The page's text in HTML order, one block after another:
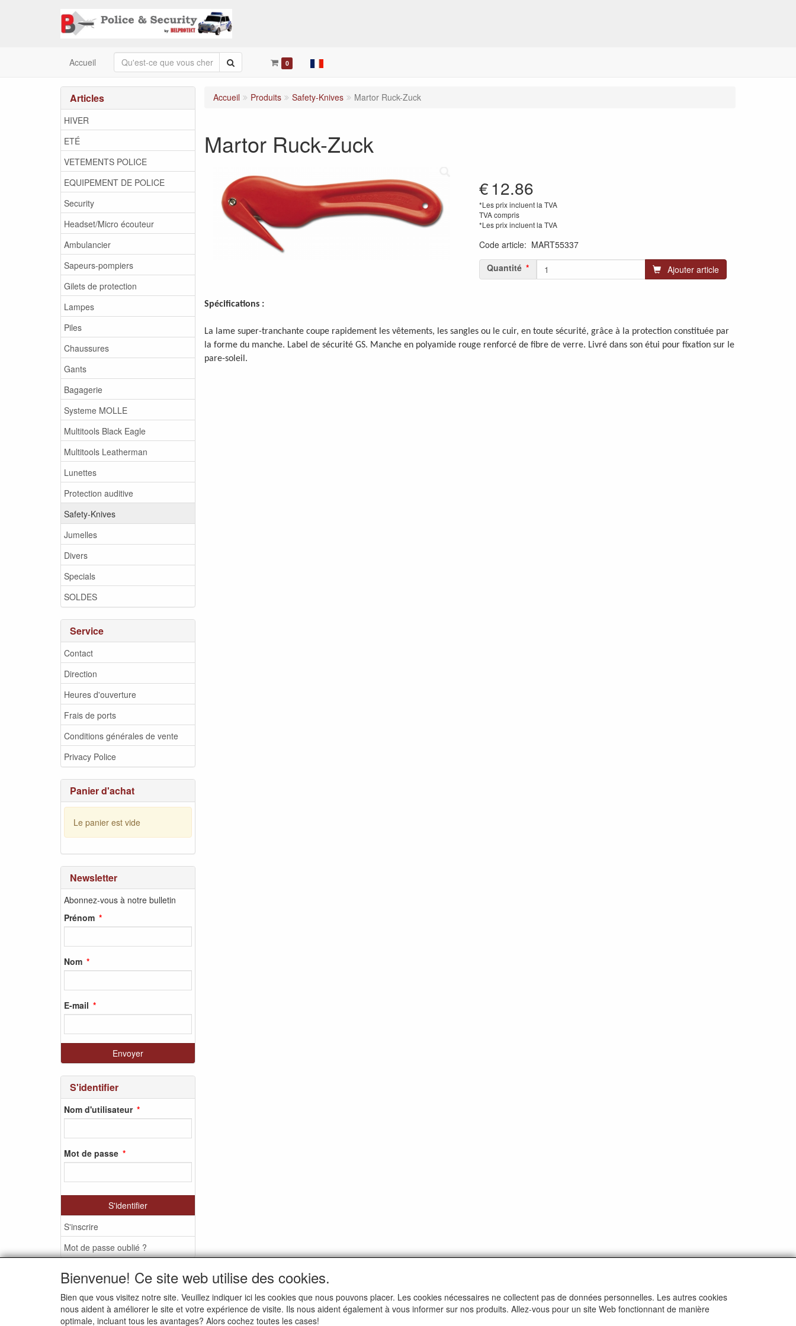
Accueil Rechercher 0
Articles
HIVER
ETÉ
VETEMENTS POLICE
EQUIPEMENT DE POLICE
Security
Headset/Micro écouteur
Ambulancier
Sapeurs-pompiers
Gilets de protection
Lampes
Piles
Chaussures
Gants
Bagagerie
Systeme MOLLE
Multitools Black Eagle
Multitools Leatherman
Lunettes
Protection auditive
Safety-Knives
Jumelles
Divers
Specials
SOLDES
Service
Contact
Direction
Heures d'ouverture
Frais de ports
Conditions générales de vente
Privacy Police
Panier d'achat
Le panier est vide
Newsletter
Abonnez-vous à notre bulletin
Prénom
Nom
E-mail
S'identifier
Nom d'utilisateur
Mot de passe
S'identifier
S'inscrire
Mot de passe oublié ?
Accueil Produits Safety-Knives Martor Ruck-Zuck
Martor Ruck-Zuck
€12.86
*Les prix incluent la TVA
TVA compris
*Les prix incluent la TVA
Code article: MART55337
Quantité
Ajouter article
Spécifications :
La lame super-tranchante coupe rapidement les vêtements, les sangles ou le cuir, en toute sécurité, grâce à la protection constituée par
la forme du manche. Label de sécurité GS. Manche en polyamide rouge renforcé de fibre de verre. Livré dans son étui pour fixation sur le
pare-soleil.
MEDIA SOCIAUX
Bienvenue! Ce site web utilise des cookies.
Bien que vous visitez notre site. Veuillez indiquer ici les cookies que nous pouvons placer. Les cookies nécessaires ne collectent pas de données personnelles. Les autres cookies
nous aident à améliorer le site et votre expérience de visite. Ils nous aident également à vous informer sur nos produits. Allez-vous pour un site Web fonctionnant de manière
optimale, incluant tous les avantages? Alors cochez toutes les cases!